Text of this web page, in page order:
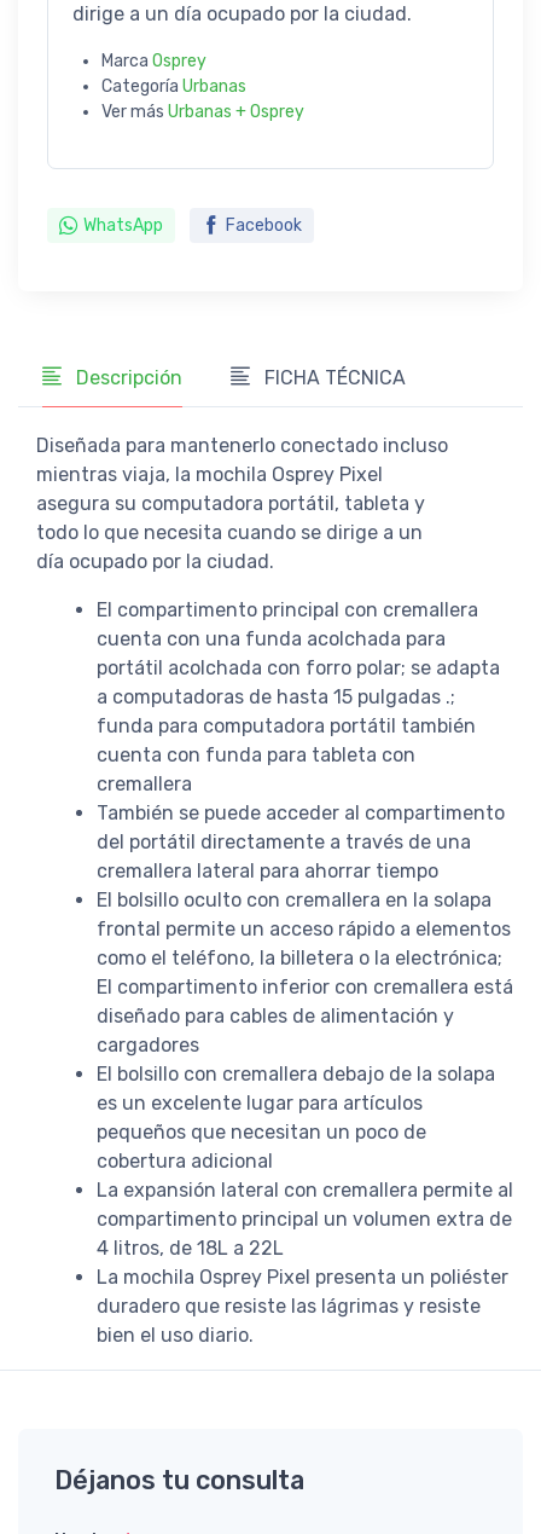
dirige a un día ocupado por la ciudad.
Marca Osprey
Categoría Urbanas
Ver más Urbanas + Osprey
WhatsApp Facebook
Descripción FICHA TÉCNICA
Diseñada para mantenerlo conectado incluso
mientras viaja, la mochila Osprey Pixel
asegura su computadora portátil, tableta y
todo lo que necesita cuando se dirige a un
día ocupado por la ciudad.
El compartimento principal con cremallera
cuenta con una funda acolchada para
portátil acolchada con forro polar; se adapta
a computadoras de hasta 15 pulgadas .;
funda para computadora portátil también
cuenta con funda para tableta con
cremallera
También se puede acceder al compartimento
del portátil directamente a través de una
cremallera lateral para ahorrar tiempo
El bolsillo oculto con cremallera en la solapa
frontal permite un acceso rápido a elementos
como el teléfono, la billetera o la electrónica;
El compartimento inferior con cremallera está
diseñado para cables de alimentación y
cargadores
El bolsillo con cremallera debajo de la solapa
es un excelente lugar para artículos
pequeños que necesitan un poco de
cobertura adicional
La expansión lateral con cremallera permite al
compartimento principal un volumen extra de
4 litros, de 18L a 22L
La mochila Osprey Pixel presenta un poliéster
duradero que resiste las lágrimas y resiste
bien el uso diario.
Déjanos tu consulta